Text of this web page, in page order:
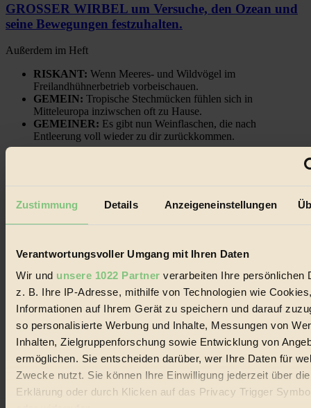
Zustimmung Details Anzeigeneinstellungen
Verantwortungsvoller Umgang mit Ihren Daten
Wir und unsere 1022 Partner verarbeiten Ihre persönlichen
z. B. Ihre IP-Adresse, mithilfe von Technologien wie
Informationen auf Ihrem Gerät zu speichern und darauf
so personalisierte Werbung und Inhalte, Messungen von
Inhalten, Zielgruppenforschung sowie Entwicklung von
ermöglichen. Sie entscheiden darüber, wer Ihre Daten für
Zwecke nutzt. Sie können Ihre Einwilligung jederzeit über
Erklärung oder durch Klicken auf das Privacy Trigger
GROSSER WIRBEL um Versuche, den Ozean und
seine Bewegungen festzuhalten.
Außerdem im Heft
RISKANT: Wenn Meeres- und Wildvögel im
Freilandhühnerbetrieb vorbeischauen.
GEMEIN: Tropische Stechmücken fühlen sich in
Mitteleuropa inziwschen oft zu Hause.
GEMEINER: Es gibt nun Weinflaschen, die nach
Entleerung voll wieder zu dir zurückkommen.
Gewinnspiele & Ausgaben übersichtlich aufbereitet vom
Jetzt eintragen: